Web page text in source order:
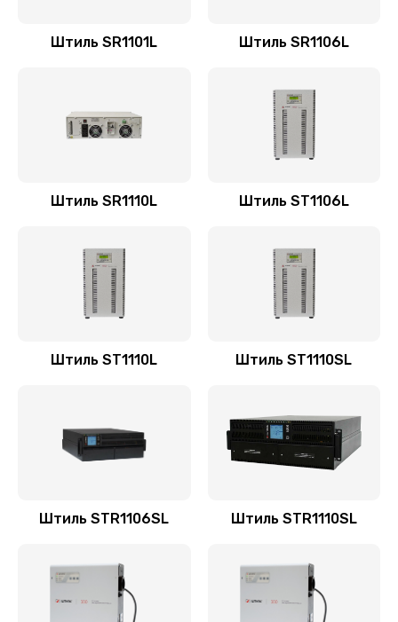
Штиль SR1101L Штиль SR1106L
Штиль SR1110L Штиль ST1106L
Штиль ST1110L Штиль ST1110SL
Штиль STR1106SL Штиль STR1110SL